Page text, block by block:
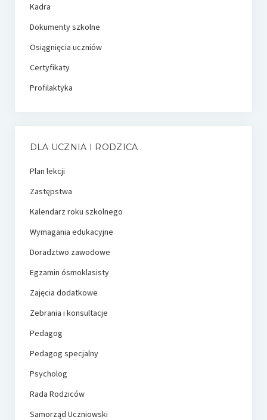
Kadra
Dokumenty szkolne
Osiągnięcia uczniów
Certyfikaty
Profilaktyka
DLA UCZNIA I RODZICA
Plan lekcji
Zastępstwa
Kalendarz roku szkolnego
Wymagania edukacyjne
Doradztwo zawodowe
Egzamin ósmoklasisty
Zajęcia dodatkowe
Zebrania i konsultacje
Pedagog
Pedagog specjalny
Psycholog
Rada Rodziców
Samorząd Uczniowski